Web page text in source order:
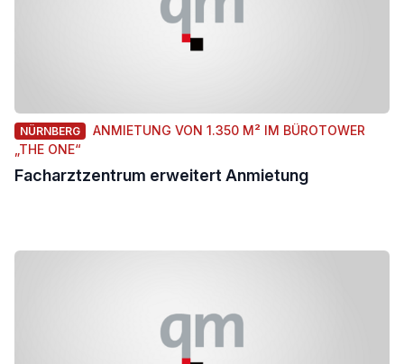
NÜRNBERG
ANMIETUNG VON 1.350 M² IM BÜROTOWER
„THE ONE“
Facharztzentrum erweitert Anmietung